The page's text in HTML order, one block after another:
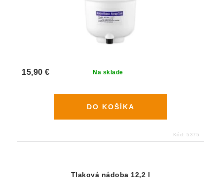
Na sklade
15,90 €
DO KOŠÍKA
Kód: 5375
Tlaková nádoba 12,2 l